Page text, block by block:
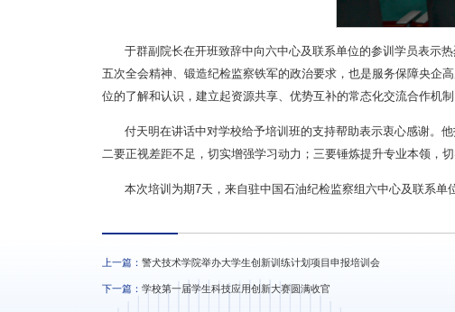
于群副院长在开班致辞中向六中心及联系单位的参训学员表示
五次全会精神、锻造纪检监察铁军的政治要求，也是服务保障央企
位的了解和认识，建立起资源共享、优势互补的常态化交流合作机制
付天明在讲话中对学校给予培训班的支持帮助表示衷心感谢。
二要正视差距不足，切实增强学习动力；三要锤炼提升专业本领，
本次培训为期7天，来自驻中国石油纪检监察组六中心及联系单
上一篇： 警犬技术学院举办大学生创新训练计划项目申报培训会
下一篇： 学校第一届学生科技应用创新大赛圆满收官